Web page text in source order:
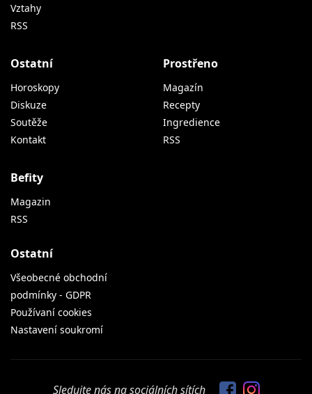
Vztahy
RSS
Ostatní
Horoskopy
Diskuze
Soutěže
Kontakt
Prostřeno
Magazín
Recepty
Ingredience
RSS
Befity
Magazin
RSS
Ostatní
Všeobecné obchodní
podmínky - GDPR
Používaní cookies
Nastavení soukromí
Sledujte nás na sociálních sítích